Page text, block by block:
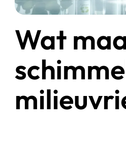
Wat